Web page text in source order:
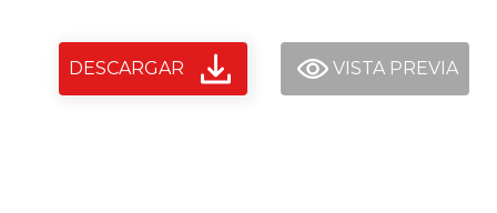
DESCARGAR VISTA PREVIA